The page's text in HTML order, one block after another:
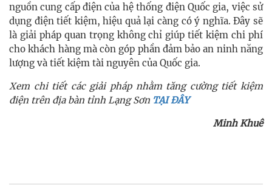
nguồn cung cấp điện của hệ thống điện Quốc gia, việc sử
dụng điện tiết kiệm, hiệu quả lại càng có ý nghĩa. Đây sẽ
là giải pháp quan trọng không chỉ giúp tiết kiệm chi phí
cho khách hàng mà còn góp phần đảm bảo an ninh năng
lượng và tiết kiệm tài nguyên của Quốc gia.
Xem chi tiết các giải pháp nhằm tăng cường tiết kiệm
điện trên địa bàn tỉnh Lạng Sơn TẠI ĐÂY
Minh Khuê